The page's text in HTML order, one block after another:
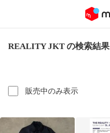
REALITY JKT の検索結果
販売中のみ表示